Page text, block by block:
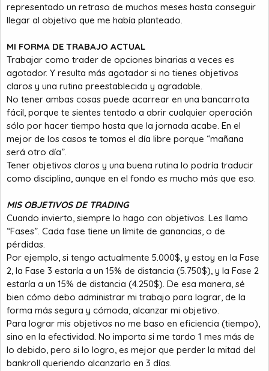
representado un retraso de muchos meses hasta conseguir
llegar al objetivo que me había planteado.
MI FORMA DE TRABAJO ACTUAL
Trabajar como trader de opciones binarias a veces es
agotador. Y resulta más agotador si no tienes objetivos
claros y una rutina preestablecida y agradable.
No tener ambas cosas puede acarrear en una bancarrota
fácil, porque te sientes tentado a abrir cualquier operación
sólo por hacer tiempo hasta que la jornada acabe. En el
mejor de los casos te tomas el día libre porque “mañana
será otro día”.
Tener objetivos claros y una buena rutina lo podría traducir
como disciplina, aunque en el fondo es mucho más que eso.
MIS OBJETIVOS DE TRADING
Cuando invierto, siempre lo hago con objetivos. Les llamo
“Fases”. Cada fase tiene un límite de ganancias, o de
pérdidas.
Por ejemplo, si tengo actualmente 5.000$, y estoy en la Fase
2, la Fase 3 estaría a un 15% de distancia (5.750$), y la Fase 2
estaría a un 15% de distancia (4.250$). De esa manera, sé
bien cómo debo administrar mi trabajo para lograr, de la
forma más segura y cómoda, alcanzar mi objetivo.
Para lograr mis objetivos no me baso en eficiencia (tiempo),
sino en la efectividad. No importa si me tardo 1 mes más de
lo debido, pero si lo logro, es mejor que perder la mitad del
bankroll queriendo alcanzarlo en 3 días.